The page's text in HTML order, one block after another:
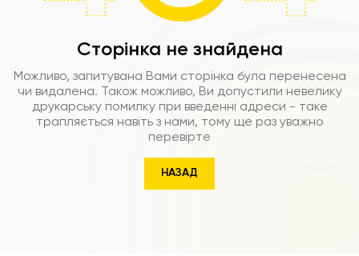
Сторінка не знайдена
Можливо, запитувана Вами сторінка була перенесена
чи видалена. Також можливо, Ви допустили невелику
друкарську помилку при введенні адреси - таке
трапляється навіть з нами, тому ще раз уважно
перевірте
НАЗАД